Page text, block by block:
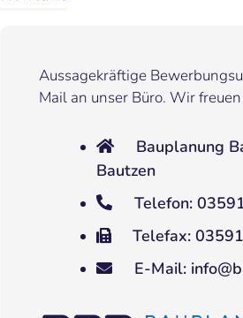
Aussagekräftige
Mail an unser Büro. Wir
Bauplanung
Bautzen
Telefon:
Telefax:
E-Mail: